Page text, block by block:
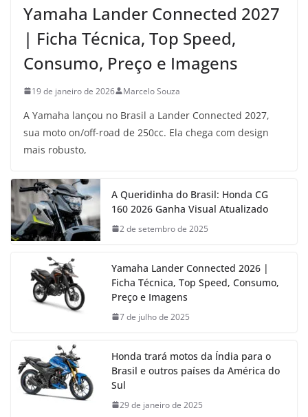
Yamaha Lander Connected 2027
| Ficha Técnica, Top Speed,
Consumo, Preço e Imagens
19 de janeiro de 2026 Marcelo Souza
A Yamaha lançou no Brasil a Lander Connected 2027,
sua moto on/off-road de 250cc. Ela chega com design
mais robusto,
A Queridinha do Brasil: Honda CG
160 2026 Ganha Visual Atualizado
2 de setembro de 2025
Yamaha Lander Connected 2026 |
Ficha Técnica, Top Speed, Consumo,
Preço e Imagens
7 de julho de 2025
Honda trará motos da Índia para o
Brasil e outros países da América do
Sul
29 de janeiro de 2025